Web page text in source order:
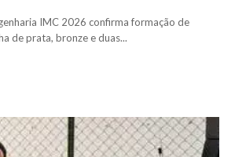
IMC 2026 confirma formação de
de prata, bronze e duas...